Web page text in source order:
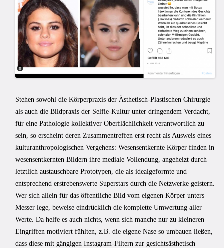
Stehen sowohl die Körperpraxis der Ästhetisch-Plastischen Chirurgie
als auch die Bildpraxis der Selfie-Kultur unter dringendem Verdacht,
für eine Pathologie kollektiver Oberflächlichkeit verantwortlich zu
sein, so erscheint deren Zusammentreffen erst recht als Ausweis eines
kulturanthropologischen Vergehens: Wesensentkernte Körper finden in
wesensentkernten Bildern ihre mediale Vollendung, angeheizt durch
letztlich austauschbare Prototypen, die als idealgeformte und
entsprechend erstrebenswerte Superstars durch die Netzwerke geistern.
Wer sich allein für das öffentliche Bild vom eigenen Körper unters
Messer lege, beweise eindrücklich die komplette Umwertung aller
Werte. Da helfe es auch nichts, wenn sich manche nur zu kleineren
Eingriffen motiviert fühlten, z.B. die eigene Nase so umbauen ließen,
dass diese mit gängigen Instagram-Filtern zur gesichtsästhetisch